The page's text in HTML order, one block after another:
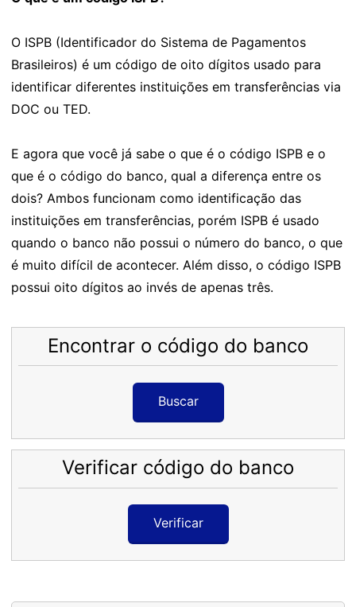
O ISPB (Identificador do Sistema de Pagamentos
Brasileiros) é um código de oito dígitos usado para
identificar diferentes instituições em transferências via
DOC ou TED.
E agora que você já sabe o que é o código ISPB e o
que é o código do banco, qual a diferença entre os
dois? Ambos funcionam como identificação das
instituições em transferências, porém ISPB é usado
quando o banco não possui o número do banco, o que
é muito difícil de acontecer. Além disso, o código ISPB
possui oito dígitos ao invés de apenas três.
Encontrar o código do banco
Buscar
Verificar código do banco
Verificar